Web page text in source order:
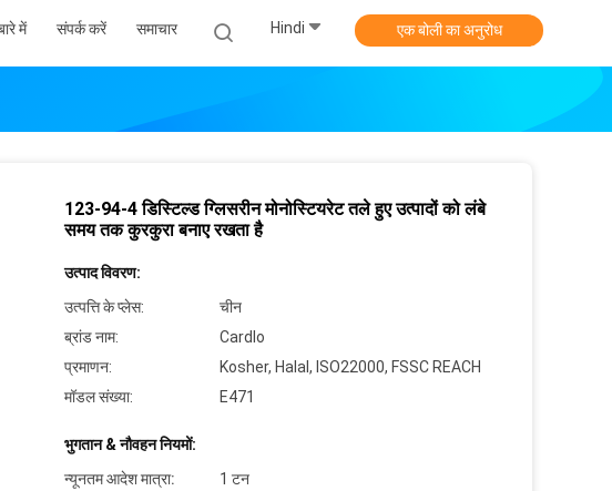
में संपर्क करें समाचार Hindi एक बोली का अनुरोध
123-94-4 डिस्टिल्ड ग्लिसरीन मोनोस्टियरेट तले हुए उत्पादों को लंबे
समय तक कुरकुरा बनाए रखता है
उत्पाद विवरण:
उत्पत्ति के प्लेस:
चीन
ब्रांड नाम:
Cardlo
प्रमाणन:
Kosher, Halal, ISO22000, FSSC REACH
मॉडल संख्या:
E471
भुगतान & नौवहन नियमों:
न्यूनतम आदेश मात्रा:
1 टन